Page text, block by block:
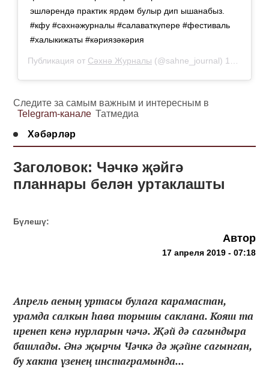
эшләрендә практик ярдәм булыр дип ышанабыз.
#кфу #сəхнəжурналы #салаваткүпере #фестиваль
#халыкижаты #кəриязəкəрия
Публикация от Сәхнә Журналы (@sahne_journal) 17 Апр 2019 в 12:19 PDT
Следите за самым важным и интересным в
Telegram-канале Татмедиа
Хәбәрләр
Заголовок: Чәчкә җәйгә
планнары белән уртаклашты
Бүлешү:
Автор
17 апреля 2019 - 07:18
Апрель аеның уртасы булага карамастан,
урамда салкын һава торышы саклана. Кояш та
иренеп кенә нурларын чәчә. Җәй дә сагындыра
башлады. Әнә җырчы Чәчкә дә җәйне сагынган,
бу хакта үзенең инстаграмында...